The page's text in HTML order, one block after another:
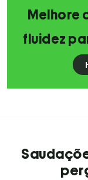
Melhore
fluidez